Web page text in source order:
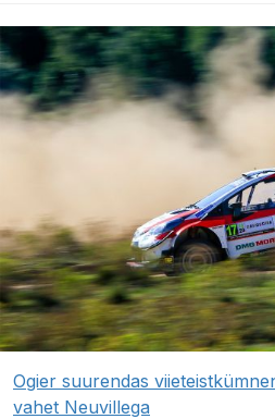
Ogier suurendas
vahet Neuvillega